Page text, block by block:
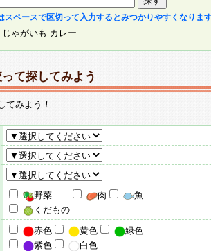
スペースで区切って入力するとみつかりやすくなりま
がいも カレー
て探してみよう
てみよう！
野菜 肉
魚
くだもの
赤色 黄色
緑色
紫色
白色